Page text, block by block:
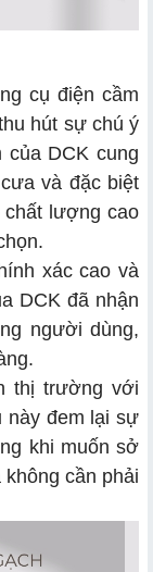
cụ điện cầm
hút sự chú ý
của DCK cung
và đặc biệt
chất lượng cao
xác cao và
DCK đã nhận
người dùng,
thị trường với
này đem lại sự
khi muốn sở
cần phải